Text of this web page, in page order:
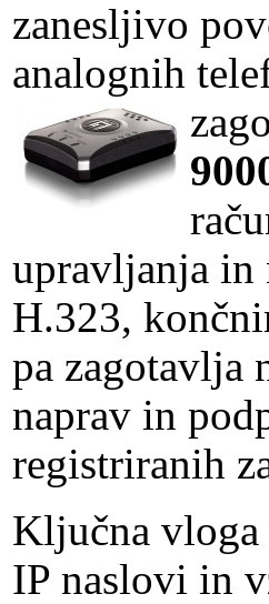
zanesljivo
analognih
upravljanja in
H.323,
pa zagotavlja
naprav in
registriranih
Ključna
IP naslovi in